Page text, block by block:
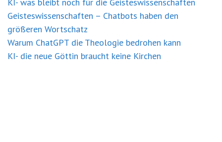
KI- was bleibt noch für die Geisteswissenschaften
Geisteswissenschaften – Chatbots haben den
größeren Wortschatz
Warum ChatGPT die Theologie bedrohen kann
KI- die neue Göttin braucht keine Kirchen